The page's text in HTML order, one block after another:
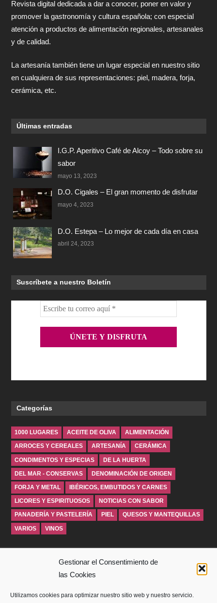
Gestionar el Consentimiento de
las Cookies
Utilizamos cookies para optimizar nuestro sitio web y nuestro servicio.
Revista digital dedicada a dar a conocer, poner en valor y
promover la gastronomía y cultura española; con especial
atención a productos de alimentación regionales, artesanales
y de calidad.
La artesanía también tiene un lugar especial en nuestro sitio
en cualquiera de sus representaciones: piel, madera, forja,
cerámica, etc.
Últimas entradas
I.G.P. Aperitivo Café de Alcoy – Todo sobre su
sabor
mayo 13, 2023
D.O. Cigales – El gran momento de disfrutar
mayo 4, 2023
D.O. Estepa – Lo mejor de cada día en casa
abril 24, 2023
Suscríbete a nuestro Boletín
Categorías
1000 LUGARES ACEITE DE OLIVA ALIMENTACIÓN
ARROCES Y CEREALES ARTESANÍA CERÁMICA
CONDIMENTOS Y ESPECIAS DE LA HUERTA
DEL MAR - CONSERVAS DENOMINACIÓN DE ORIGEN
FORJA Y METAL IBÉRICOS, EMBUTIDOS Y CARNES
LICORES Y ESPIRITUOSOS NOTICIAS CON SABOR
PANADERÍA Y PASTELERÍA PIEL QUESOS Y MANTEQUILLAS
VARIOS VINOS
SOBRE WINDROSEBLOG
AVISO LEGAL